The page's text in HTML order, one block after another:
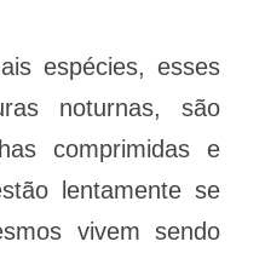
espécies, esses
noturnas, são
comprimidas e
lentamente se
vivem sendo